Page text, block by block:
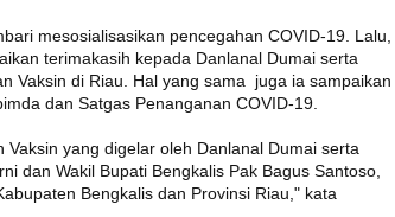
mesosialisasikan pencegahan COVID-19. Lalu,
terimakasih kepada Danlanal Dumai serta
Vaksin di Riau. Hal yang sama juga ia sampaikan
dan Satgas Penanganan COVID-19.
yang digelar oleh Danlanal Dumai serta
dan Wakil Bupati Bengkalis Pak Bagus Santoso,
Bengkalis dan Provinsi Riau," kata